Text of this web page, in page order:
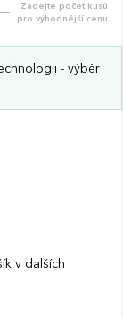
Zadejte počet kusů
pro výhodnější cenu
- výběr
v dalších